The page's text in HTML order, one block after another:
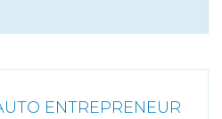
ENTREPRENEUR